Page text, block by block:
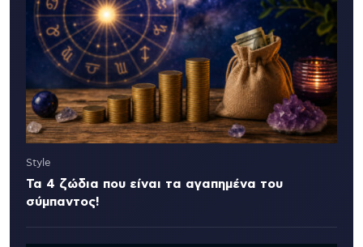
Style
Τα 4 ζώδια που είναι τα αγαπημένα του
σύμπαντος!